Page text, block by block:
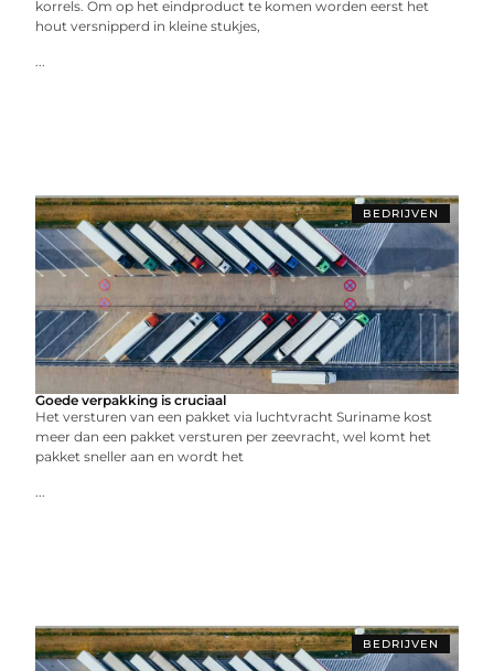
korrels. Om op het eindproduct te komen worden eerst het
hout versnipperd in kleine stukjes,
...
BEDRIJVEN
Goede verpakking is cruciaal
Het versturen van een pakket via luchtvracht Suriname kost
meer dan een pakket versturen per zeevracht, wel komt het
pakket sneller aan en wordt het
...
BEDRIJVEN